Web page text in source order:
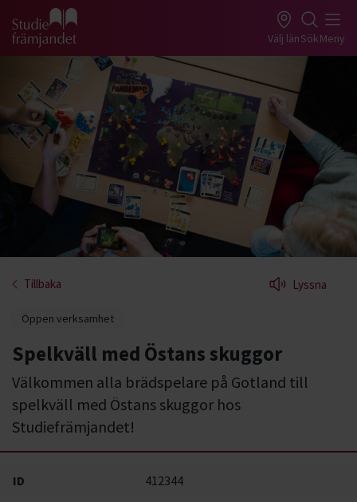
Gå till studiefrämjandets startsida Välj länSökMeny
Tillbaka Lyssna
Öppen verksamhet
Spelkväll med Östans skuggor
Välkommen alla brädspelare på Gotland till
spelkväll med Östans skuggor hos
Studiefrämjandet!
ID 412344